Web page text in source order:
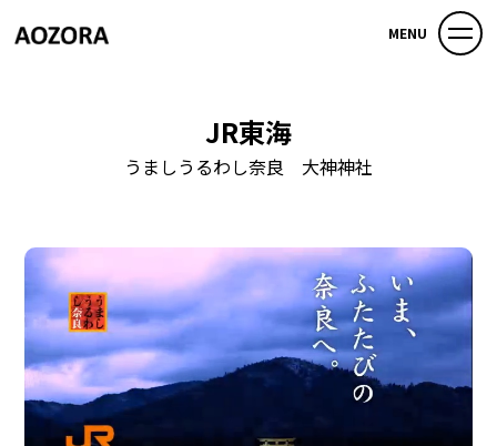
MENU
JR東海
うましうるわし奈良 大神神社